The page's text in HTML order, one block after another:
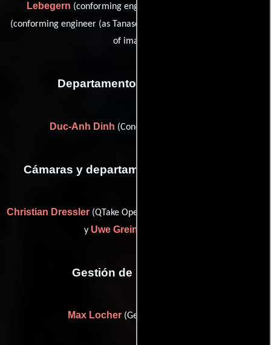
Lebegern (conforming engineer),
(conforming engineer (as Tanase Ion)) y
of imaging)
Departamento de transporte
Duc-Anh Dinh (Conductor de producción)
Cámaras y departamento de electricidad
Christian Dressler (QTake Operator / digital image technician)
y Uwe Greiner
Gestión de producción
Max Locher (Gerente de unidad)